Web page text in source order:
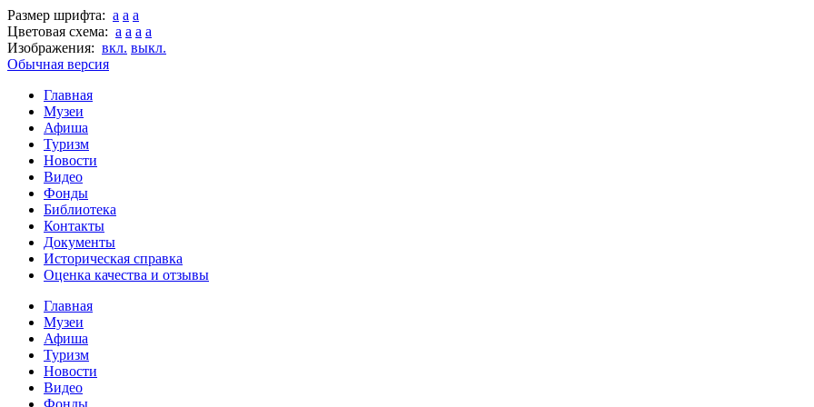
Размер шрифта: a a a
Цветовая схема: a a a a
Изображения: вкл. выкл.
Обычная версия
Главная
Музеи
Афиша
Туризм
Новости
Видео
Фонды
Библиотека
Контакты
Документы
Историческая справка
Оценка качества и отзывы
Главная
Музеи
Афиша
Туризм
Новости
Видео
Фонды